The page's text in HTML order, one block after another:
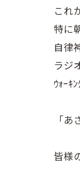
これ
特に
自律
ラジ
ｳｫｰｷ
「
皆様